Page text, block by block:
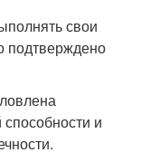
свои
подтверждено
и